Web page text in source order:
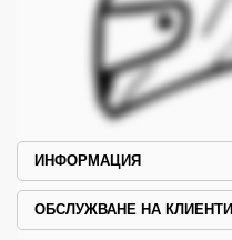
ИНФОРМАЦИЯ
ОБСЛУЖВАНЕ НА КЛИЕНТИ